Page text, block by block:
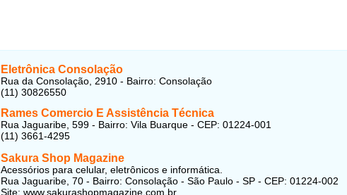
Eletrônica Consolação
Rua da Consolação, 2910 - Bairro: Consolação
(11) 30826550
Rames Comercio E Assistência Técnica
Rua Jaguaribe, 599 - Bairro: Vila Buarque - CEP: 01224-001
(11) 3661-4295
Sakura Shop Magazine
Acessórios para celular, eletrônicos e informática.
Rua Jaguaribe, 70 - Bairro: Consolação - São Paulo - SP - CEP: 01224-002
Site: www.sakurashopmagazine.com.br